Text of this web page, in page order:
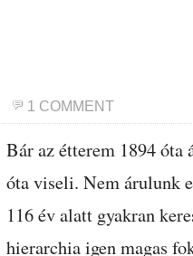
1 COMMENT
Bár az étterem 1894 óta
óta viseli. Nem árulunk
116 év alatt gyakran
hierarchia igen magas